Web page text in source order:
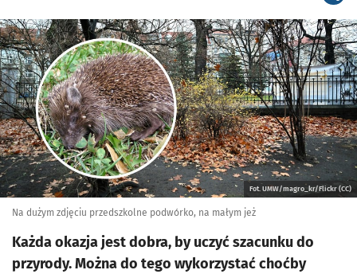
Kliknij, aby powiększyć
Fot. UMW/magro_kr/Flickr (CC)
Na dużym zdjęciu przedszkolne podwórko, na małym jeż
Każda okazja jest dobra, by uczyć szacunku do
przyrody. Można do tego wykorzystać choćby